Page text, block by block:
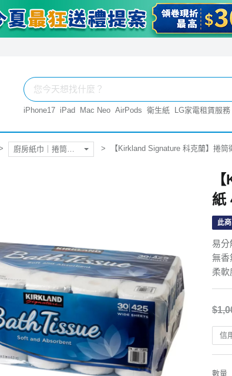
iPhone17 iPad Mac Neo AirPods 衛生紙 LG家電租賃服務
【Kirkland Signature 科克蘭】捲
紙
此
易分
無香
柔軟
信
數量